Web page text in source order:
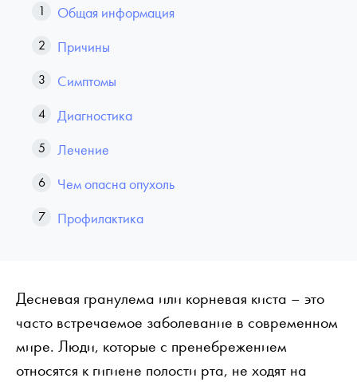
Общая информация
Причины
Симптомы
Диагностика
Лечение
Чем опасна опухоль
Профилактика
Десневая гранулема или корневая киста – это
часто встречаемое заболевание в современном
мире. Люди, которые с пренебрежением
относятся к гигиене полости рта, не ходят на